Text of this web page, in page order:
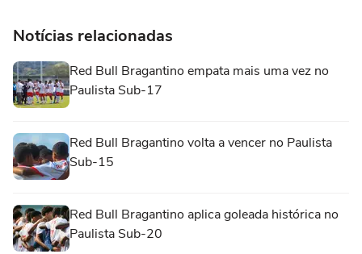
Notícias relacionadas
Red Bull Bragantino empata mais uma vez no
Paulista Sub-17
Red Bull Bragantino volta a vencer no Paulista
Sub-15
Red Bull Bragantino aplica goleada histórica no
Paulista Sub-20